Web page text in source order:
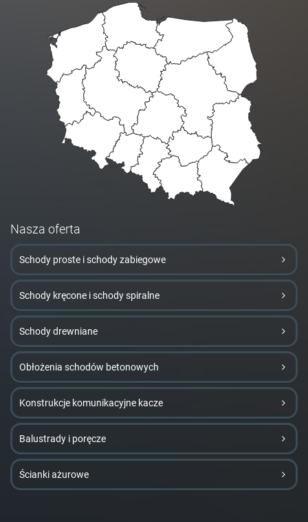
Nasza oferta
Schody proste i schody zabiegowe
Schody kręcone i schody spiralne
Schody drewniane
Obłożenia schodów betonowych
Konstrukcje komunikacyjne kacze
Balustrady i poręcze
Ścianki ażurowe